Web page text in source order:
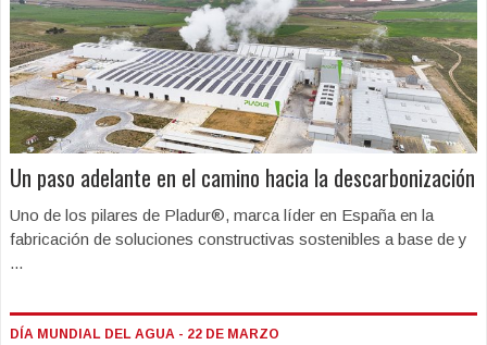
Un paso adelante en el camino hacia la descarbonización
Uno de los pilares de Pladur®, marca líder en España en la
fabricación de soluciones constructivas sostenibles a base de y
...
DÍA MUNDIAL DEL AGUA - 22 DE MARZO